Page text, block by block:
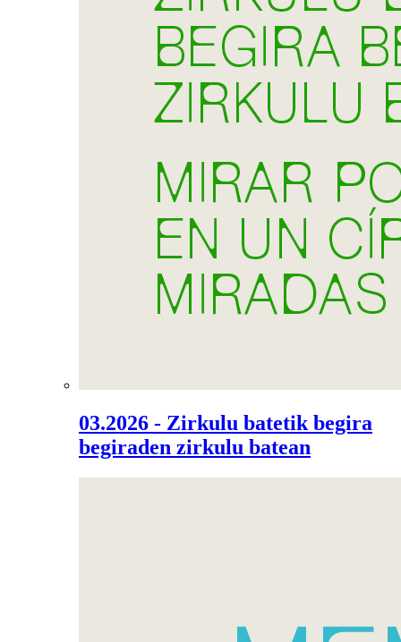
03.2026 - Zirkulu batetik begira
begiraden zirkulu batean